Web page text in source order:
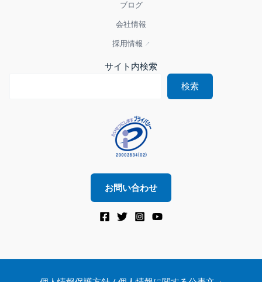
ブログ
会社情報
採用情報
サイト内検索
検索
お問い合わせ